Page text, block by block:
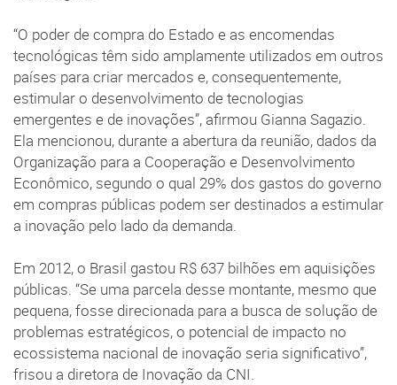
“O poder de compra do Estado e as encomendas
tecnológicas têm sido amplamente utilizados em outros
países para criar mercados e, consequentemente,
estimular o desenvolvimento de tecnologias
emergentes e de inovações”, afirmou Gianna Sagazio.
Ela mencionou, durante a abertura da reunião, dados da
Organização para a Cooperação e Desenvolvimento
Econômico, segundo o qual 29% dos gastos do governo
em compras públicas podem ser destinados a estimular
a inovação pelo lado da demanda.
Em 2012, o Brasil gastou R$ 637 bilhões em aquisições
públicas. “Se uma parcela desse montante, mesmo que
pequena, fosse direcionada para a busca de solução de
problemas estratégicos, o potencial de impacto no
ecossistema nacional de inovação seria significativo”,
frisou a diretora de Inovação da CNI.